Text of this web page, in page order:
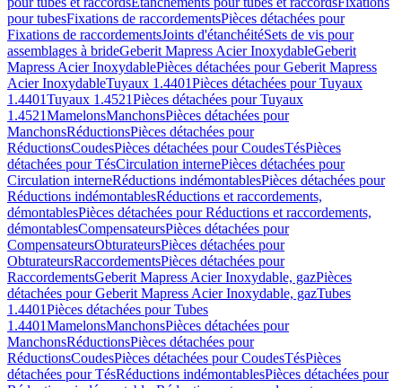
pour tubesFixations de raccordementsPièces détachées pour
Fixations de raccordementsJoints d'étanchéitéSets de vis pour
assemblages à brideGeberit Mapress Acier InoxydableGeberit
Mapress Acier InoxydablePièces détachées pour Geberit Mapress
Acier InoxydableTuyaux 1.4401Pièces détachées pour Tuyaux
1.4401Tuyaux 1.4521Pièces détachées pour Tuyaux
1.4521MamelonsManchonsPièces détachées pour
ManchonsRéductionsPièces détachées pour
RéductionsCoudesPièces détachées pour CoudesTésPièces
détachées pour TésCirculation internePièces détachées pour
Circulation interneRéductions indémontablesPièces détachées pour
Réductions indémontablesRéductions et raccordements,
démontablesPièces détachées pour Réductions et raccordements,
démontablesCompensateursPièces détachées pour
CompensateursObturateursPièces détachées pour
ObturateursRaccordementsPièces détachées pour
RaccordementsGeberit Mapress Acier Inoxydable, gazPièces
détachées pour Geberit Mapress Acier Inoxydable, gazTubes
1.4401Pièces détachées pour Tubes
1.4401MamelonsManchonsPièces détachées pour
ManchonsRéductionsPièces détachées pour
RéductionsCoudesPièces détachées pour CoudesTésPièces
détachées pour TésRéductions indémontablesPièces détachées pour